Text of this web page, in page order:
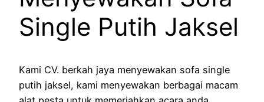
Single Putih Jaksel
Kami CV. berkah jaya menyewakan sofa single
putih jaksel, kami menyewakan berbagai macam